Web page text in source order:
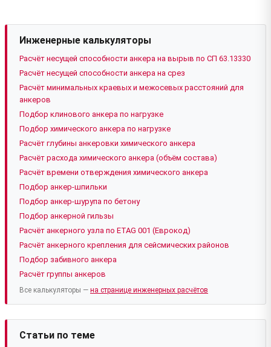
Инженерные калькуляторы
Расчёт несущей способности анкера на вырыв по СП 63.13330
Расчёт несущей способности анкера на срез
Расчёт минимальных краевых и межосевых расстояний для
анкеров
Подбор клинового анкера по нагрузке
Подбор химического анкера по нагрузке
Расчёт глубины анкеровки химического анкера
Расчёт расхода химического анкера (объём состава)
Расчёт времени отверждения химического анкера
Подбор анкер-шпильки
Подбор анкер-шурупа по бетону
Подбор анкерной гильзы
Расчёт анкерного узла по ETAG 001 (Еврокод)
Расчёт анкерного крепления для сейсмических районов
Подбор забивного анкера
Расчёт группы анкеров
Все калькуляторы — на странице инженерных расчётов
Статьи по теме